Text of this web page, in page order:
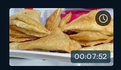
00:07:52